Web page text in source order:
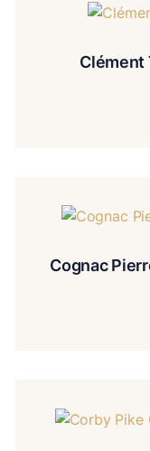
Clément
Cognac